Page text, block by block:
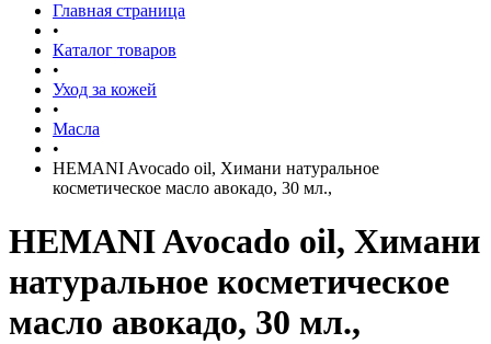
Главная страница
•
Каталог товаров
•
Уход за кожей
•
Масла
•
HEMANI Avocado oil, Химани натуральное
косметическое масло авокадо, 30 мл.,
HEMANI Avocado oil, Химани
натуральное косметическое
масло авокадо, 30 мл.,